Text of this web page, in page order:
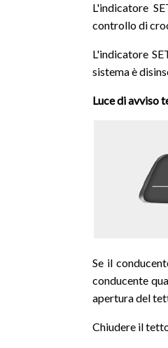
L'indicatore
controllo di
L'indicatore
sistema è
Luce di avviso
Se il
conducente
apertura del
Chiudere il